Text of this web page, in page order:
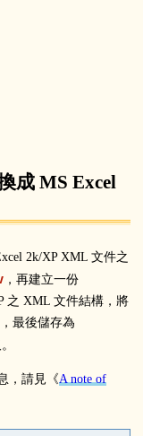
成 MS Excel
2k/XP XML 文件之
，再建立一份
之 XML 文件結構，將
最後儲存為
，請見《A note of